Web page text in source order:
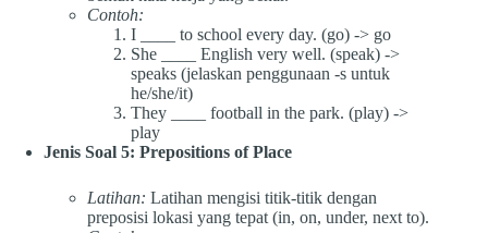
Contoh:
I ____ to school every day. (go) -> go
She ____ English very well. (speak) ->
speaks (jelaskan penggunaan -s untuk
he/she/it)
They ____ football in the park. (play) ->
play
Jenis Soal 5: Prepositions of Place
Latihan: Latihan mengisi titik-titik dengan
preposisi lokasi yang tepat (in, on, under, next to).